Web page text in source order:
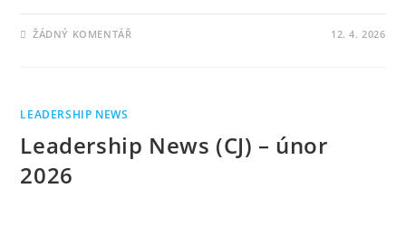
ŽÁDNÝ KOMENTÁŘ 12. 4. 2026
LEADERSHIP NEWS
Leadership News (CJ) – únor
2026